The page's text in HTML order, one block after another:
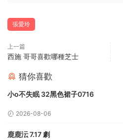
張愛玲
上一篇
西施 哥哥喜歡哪種芝士
猜你喜歡
小o不失眠 32黑色裙子0716
2026-08-06
鹿鹿沄 7.17 劇